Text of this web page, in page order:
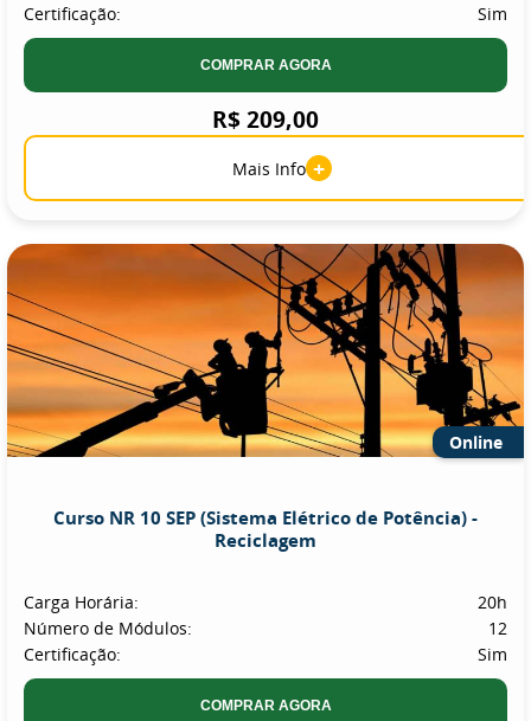
Certificação:
Sim
COMPRAR AGORA
R$ 209,00
Mais Info +
Online
Curso NR 10 SEP (Sistema Elétrico de Potência) -
Reciclagem
Carga Horária:
20h
Número de Módulos:
12
Certificação:
Sim
COMPRAR AGORA